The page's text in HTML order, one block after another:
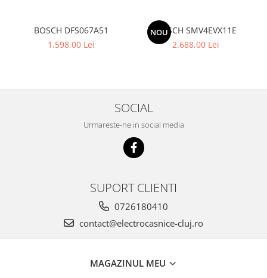
BOSCH DFS067A51
1.598,00 Lei
NOU
BOSCH SMV4EVX11E
2.688,00 Lei
SOCIAL
Urmareste-ne in social media
SUPORT CLIENTI
0726180410
contact@electrocasnice-cluj.ro
MAGAZINUL MEU